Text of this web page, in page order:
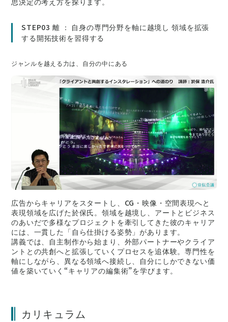
STEP03 離 ： 自身の専門分野を軸に越境し 領域を拡張
する開拓技術を習得する
ジャンルを越える力は、自分の中にある
広告からキャリアをスタートし、CG・映像・空間表現へと
表現領域を広げた於保氏。領域を越境し、アートとビジネス
のあいだで多様なプロジェクトを牽引してきた彼のキャリア
には、一貫した「自ら仕掛ける姿勢」があります。
講義では、自主制作から始まり、外部パートナーやクライア
ントとの共創へと拡張していくプロセスを追体験。専門性を
軸にしながら、異なる領域へ接続し、自分にしかできない価
値を築いていく“キャリアの編集術”を学びます。
カリキュラム